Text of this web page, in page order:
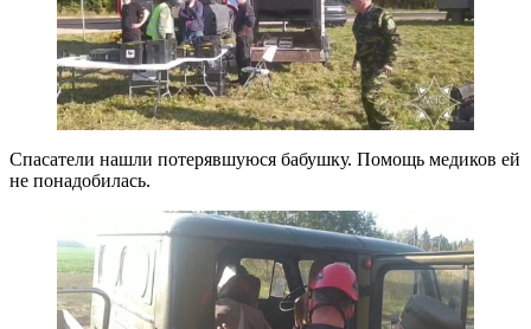
Спасатели нашли потерявшуюся бабушку. Помощь медиков ей
не понадобилась.